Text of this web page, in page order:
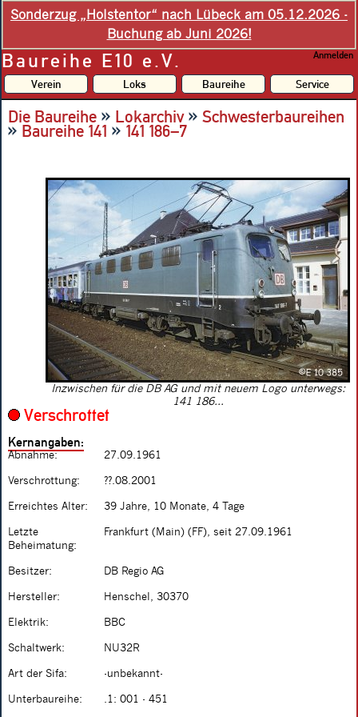
Sonderzug „Holstentor“ nach Lübeck am 05.12.2026 -
Buchung ab Juni 2026!
Baureihe E10 e.V. Anmelden
Verein Loks Baureihe Service
Die Baureihe » Lokarchiv» Schwesterbaureihen
»Baureihe 141 »141 186–7
Inzwischen für die DB AG und mit neuem Logo unterwegs:
141 186...
Verschrottet
Kernangaben:
Abnahme: 27.09.1961
Verschrottung: ??.08.2001
Erreichtes Alter: 39 Jahre, 10 Monate, 4 Tage
Letzte
Beheimatung:
Frankfurt (Main) (FF), seit 27.09.1961
Besitzer: DB Regio AG
Hersteller: Henschel, 30370
Elektrik: BBC
Schaltwerk: NU32R
Art der Sifa: -unbekannt-
Unterbaureihe: .1: 001 - 451